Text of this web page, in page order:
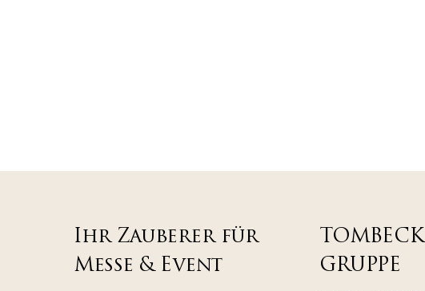
Ihr Zauberer für
Messe & Event
TOMBECK
GRUPPE